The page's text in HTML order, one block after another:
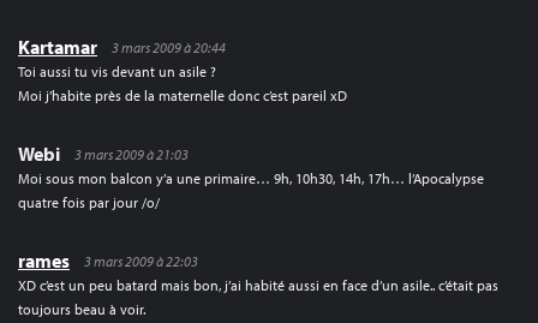
Kartamar
3 mars 2009 à 20:44
Toi aussi tu vis devant un asile ?
Moi j’habite près de la maternelle donc c’est pareil xD
Webi
3 mars 2009 à 21:03
Moi sous mon balcon y’a une primaire… 9h, 10h30, 14h, 17h… l’Apocalypse
quatre fois par jour /o/
rames
3 mars 2009 à 22:03
XD c’est un peu batard mais bon, j’ai habité aussi en face d’un asile.. c’était pas
toujours beau à voir.